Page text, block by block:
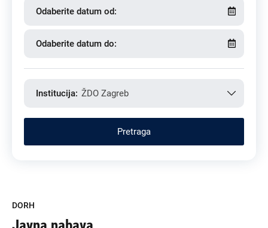
Odaberite datum od:
Odaberite datum do:
Institucija: ŽDO Zagreb
DORH